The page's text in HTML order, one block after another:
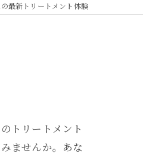
最新トリートメント体験
トリートメント
ませんか。あな